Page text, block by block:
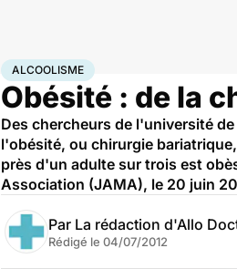
AccueilSantéMaladies
ALCOOLISME
Obésité : de la
Des chercheurs de l'université
l'obésité, ou chirurgie
près d'un adulte sur trois est
Association (JAMA), le 20 juin
Par La rédaction d'Allo
Rédigé le 04/07/2012